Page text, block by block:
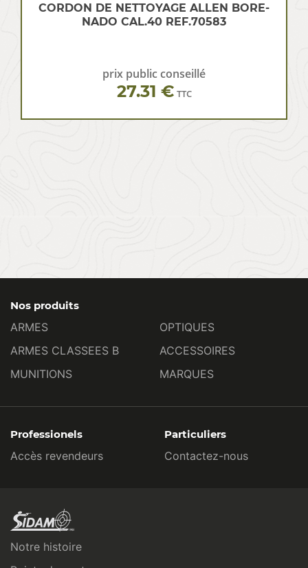
CORDON DE NETTOYAGE ALLEN BORE-
NADO CAL.40 REF.70583
prix public conseillé
27.31 € TTC
Nos produits
ARMES
ARMES CLASSEES B
MUNITIONS
OPTIQUES
ACCESSOIRES
MARQUES
Professionels
Accès revendeurs
Particuliers
Contactez-nous
Notre histoire